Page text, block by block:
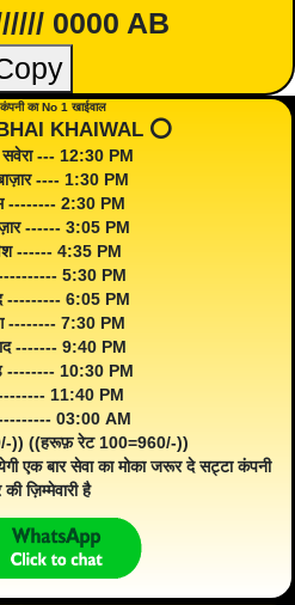
0000 AB
का No 1 खाईवाल
KHAIWAL ⭕️
सवेरा --- 12:30 PM
---- 1:30 PM
-------- 2:30 PM
------ 3:05 PM
------ 4:35 PM
5:30 PM
--------- 6:05 PM
-------- 7:30 PM
------- 9:40 PM
-------- 10:30 PM
11:40 PM
03:00 AM
)) ((हरूफ़ रेट 100=960/-))
एक बार सेवा का मोका जरूर दे सट्टा कंपनी
ज़िम्मेवारी है